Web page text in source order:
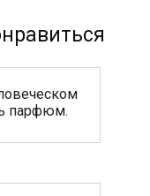
парфюм.